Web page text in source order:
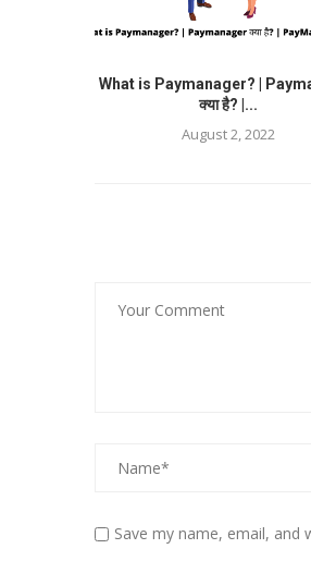
What is Paymanager? |
क्या है? |...
August 2, 2022
Save my name, email,